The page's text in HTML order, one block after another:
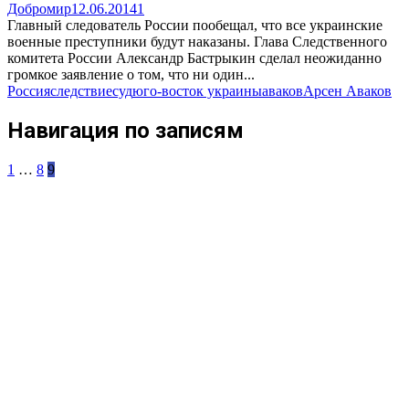
Добромир12.06.20141
Главный следователь России пообещал, что все украинские
военные преступники будут наказаны. Глава Следственного
комитета России Александр Бастрыкин сделал неожиданно
громкое заявление о том, что ни один...
Россияследствиесудюго-восток украиныаваковАрсен Аваков
Навигация по записям
1 … 8 9